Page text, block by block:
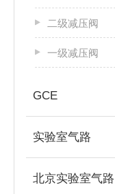
二级减压阀
一级减压阀
GCE
实验室气路
北京实验室气路